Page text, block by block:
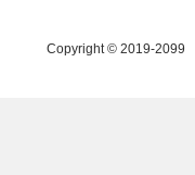
Copyright © 2019-2099